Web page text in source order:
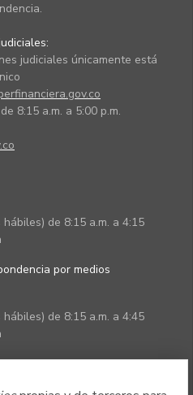
judiciales únicamente está
8:15 a.m. a 5:00 p.m.
de 8:15 a.m. a 4:15
por medios
de 8:15 a.m. a 4:45